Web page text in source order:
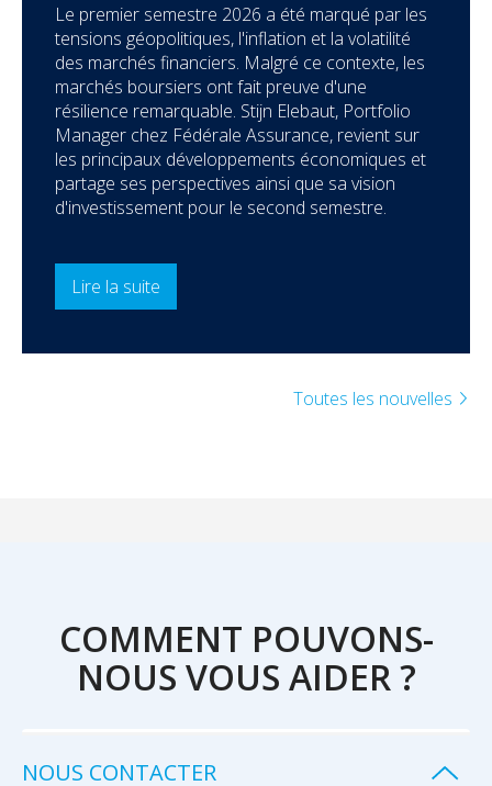
Le premier semestre 2026 a été marqué par les
tensions géopolitiques, l'inflation et la volatilité
des marchés financiers. Malgré ce contexte, les
marchés boursiers ont fait preuve d'une
résilience remarquable. Stijn Elebaut, Portfolio
Manager chez Fédérale Assurance, revient sur
les principaux développements économiques et
partage ses perspectives ainsi que sa vision
d'investissement pour le second semestre.
Lire la suite
Toutes les nouvelles
COMMENT POUVONS-
NOUS VOUS AIDER ?
NOUS CONTACTER